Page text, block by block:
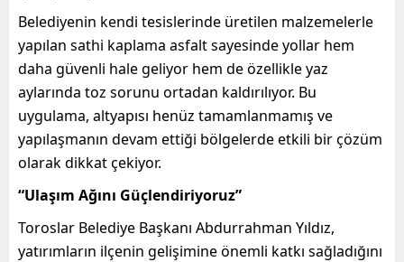
Belediyenin kendi tesislerinde üretilen malzemelerle
yapılan sathi kaplama asfalt sayesinde yollar hem
daha güvenli hale geliyor hem de özellikle yaz
aylarında toz sorunu ortadan kaldırılıyor. Bu
uygulama, altyapısı henüz tamamlanmamış ve
yapılaşmanın devam ettiği bölgelerde etkili bir çözüm
olarak dikkat çekiyor.
“Ulaşım Ağını Güçlendiriyoruz”
Toroslar Belediye Başkanı Abdurrahman Yıldız,
yatırımların ilçenin gelişimine önemli katkı sağladığını